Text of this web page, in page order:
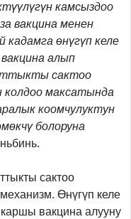
камсыздоо
вакцина менен
кадамга өнүгүп келе
алып
сактоо
максатында
коомчулуктун
болоруна
сактоо
Өнүгүп келе
вакцина алууну